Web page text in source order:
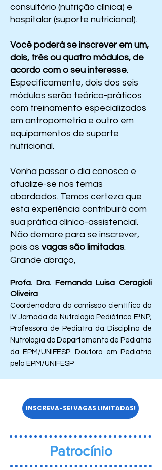
consultório (nutrição clínica) e
hospitalar (suporte nutricional).
Você poderá se inscrever em um,
dois, três ou quatro módulos, de
acordo com o seu interesse.
Especificamente, dois dos seis
módulos serão teórico-práticos
com treinamento especializados
em antropometria e outro em
equipamentos de suporte
nutricional.
Venha passar o dia conosco e
atualize-se nos temas
abordados. Temos certeza que
esta experiência contribuirá com
sua prática clínico-assistencial.
Não demore para se inscrever,
pois as vagas são limitadas.
​Grande abraço,
Profa. Dra. Fernanda Luisa Ceragioli
Oliveira
Coordenadora da comissão científica da
IV Jornada de Nutrologia Pediátrica E³NP;
Professora de Pediatra da Disciplina de
Nutrologia do Departamento de Pediatria
da EPM/UNIFESP. Doutora em Pediatria
pela EPM/UNIFESP
INSCREVA-SE! VAGAS LIMITADAS!
Patrocínio